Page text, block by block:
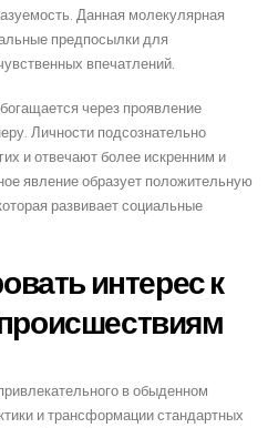
Данная молекулярная
предпосылки для
впечатлений.
через проявление
Личности подсознательно
и отвечают более искренним и
явление образует положительную
развивает социальные
интерес к
в обыденном
и трансформации стандартных